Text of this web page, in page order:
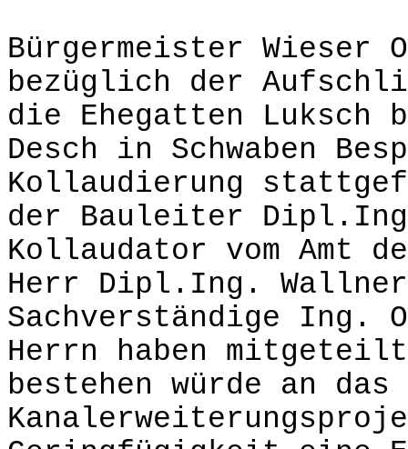
Bürgermeister Wieser
bezüglich der
die Ehegatten Luksch
Desch in Schwaben
Kollaudierung
der Bauleiter
Kollaudator vom Amt
Herr Dipl.Ing.
Sachverständige Ing.
Herrn haben
bestehen würde an